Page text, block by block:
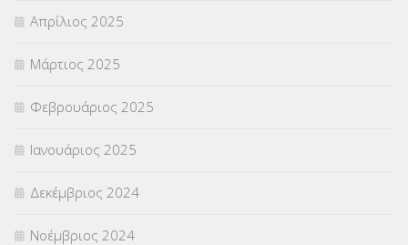
Απρίλιος 2025
Μάρτιος 2025
Φεβρουάριος 2025
Ιανουάριος 2025
Δεκέμβριος 2024
Νοέμβριος 2024